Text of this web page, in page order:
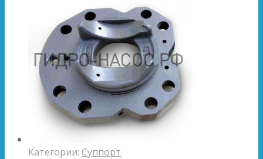
Категории: Суппорт